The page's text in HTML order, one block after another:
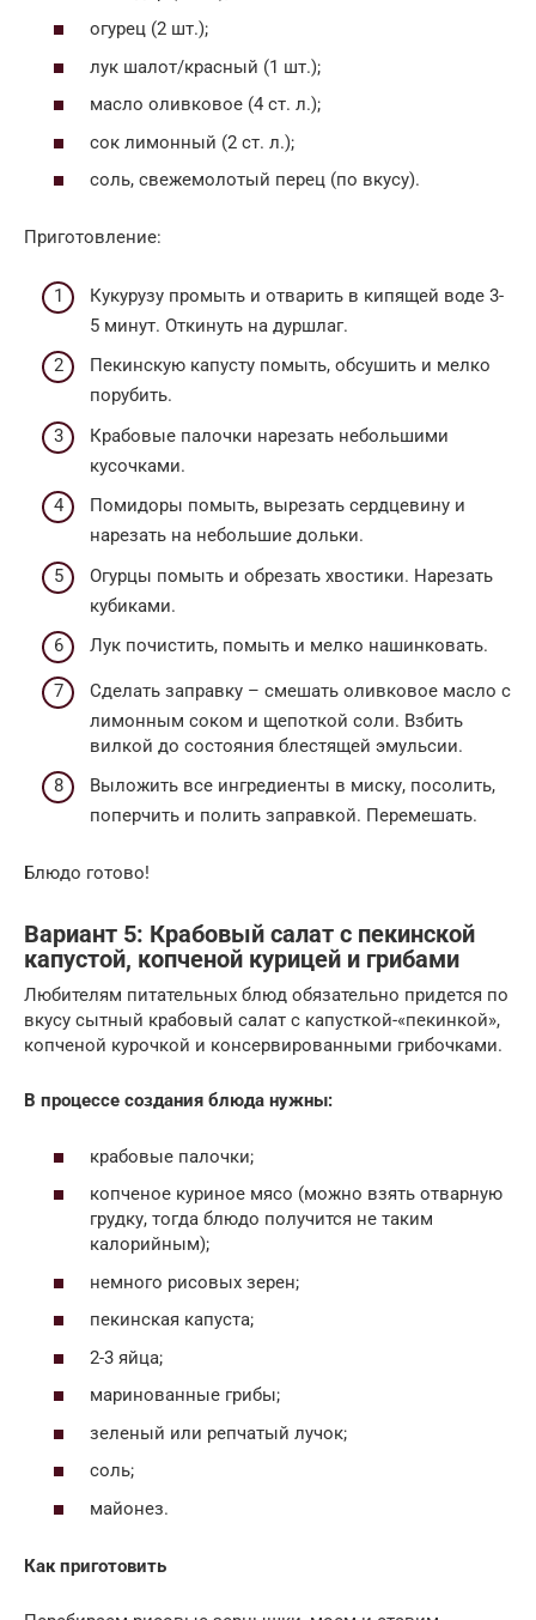
огурец (2 шт.);
лук шалот/красный (1 шт.);
масло оливковое (4 ст. л.);
сок лимонный (2 ст. л.);
соль, свежемолотый перец (по вкусу).
Приготовление:
Кукурузу промыть и отварить в кипящей воде 3-
5 минут. Откинуть на дуршлаг.
Пекинскую капусту помыть, обсушить и мелко
порубить.
Крабовые палочки нарезать небольшими
кусочками.
Помидоры помыть, вырезать сердцевину и
нарезать на небольшие дольки.
Огурцы помыть и обрезать хвостики. Нарезать
кубиками.
Лук почистить, помыть и мелко нашинковать.
Сделать заправку – смешать оливковое масло с
лимонным соком и щепоткой соли. Взбить
вилкой до состояния блестящей эмульсии.
Выложить все ингредиенты в миску, посолить,
поперчить и полить заправкой. Перемешать.
Блюдо готово!
Вариант 5: Крабовый салат с пекинской
капустой, копченой курицей и грибами
Любителям питательных блюд обязательно придется по
вкусу сытный крабовый салат с капусткой-«пекинкой»,
копченой курочкой и консервированными грибочками.
В процессе создания блюда нужны:
крабовые палочки;
копченое куриное мясо (можно взять отварную
грудку, тогда блюдо получится не таким
калорийным);
немного рисовых зерен;
пекинская капуста;
2-3 яйца;
маринованные грибы;
зеленый или репчатый лучок;
соль;
майонез.
Как приготовить